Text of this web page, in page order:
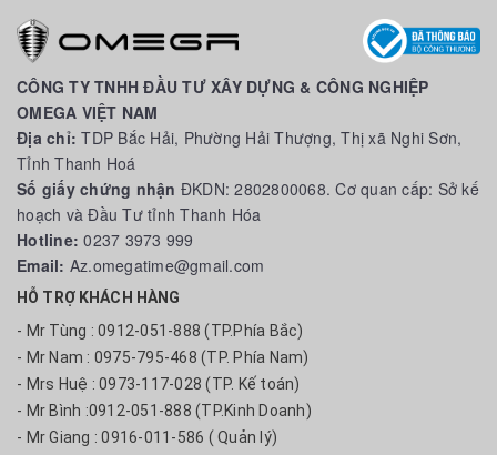
CÔNG TY TNHH ĐẦU TƯ XÂY DỰNG & CÔNG NGHIỆP
OMEGA VIỆT NAM
Địa chỉ:TDP Bắc Hải, Phường Hải Thượng, Thị xã Nghi Sơn,
Tỉnh Thanh Hoá
Số giấy chứng nhận ĐKDN: 2802800068. Cơ quan cấp: Sở kế
hoạch và Đầu Tư tỉnh Thanh Hóa
Hotline:0237 3973 999
Email: Az.omegatime@gmail.com
HỖ TRỢ KHÁCH HÀNG
- Mr Tùng : 0912-051-888 (TP.Phía Bắc)
- Mr Nam : 0975-795-468 (TP. Phía Nam)
- Mrs Huệ : 0973-117-028 (TP. Kế toán)
- Mr Bình :0912-051-888 (TP.Kinh Doanh)
- Mr Giang : 0916-011-586 ( Quản lý)